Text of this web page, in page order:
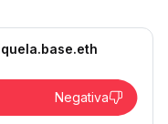
Negativa